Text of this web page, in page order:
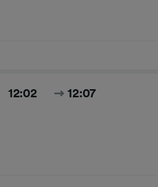
12:02 12:07